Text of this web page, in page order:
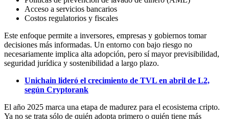
Acceso a servicios bancarios
Costos regulatorios y fiscales
Este enfoque permite a inversores, empresas y gobiernos tomar
decisiones más informadas. Un entorno con bajo riesgo no
necesariamente implica alta adopción, pero sí mayor previsibilidad,
seguridad jurídica y sostenibilidad a largo plazo.
Unichain lideró el crecimiento de TVL en abril de L2,
según Cryptorank
El año 2025 marca una etapa de madurez para el ecosistema cripto.
Ya no se trata sólo de quién adopta primero o quién tiene más